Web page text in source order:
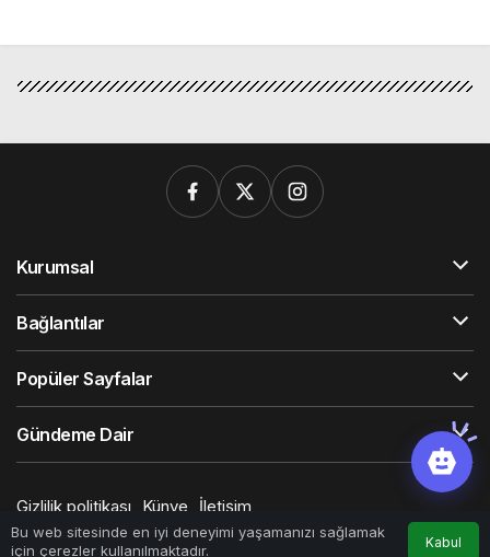
Bu web sitesinde en iyi deneyimi yaşamanızı sağlamak
için çerezler kullanılmaktadır.
Kabul
Kurumsal
Bağlantılar
Popüler Sayfalar
Gündeme Dair
Gizlilik politikası Künye
İletişim
© Telif Hakkı 2026, Tüm Hakları Saklıdır